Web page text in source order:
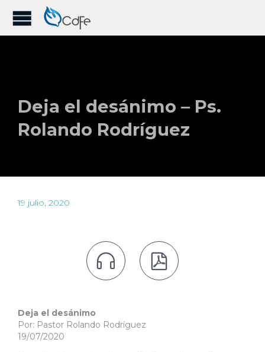
Deja el desánimo – Ps.
Rolando Rodríguez
19 julio, 2020
 
Deja el desánimo
Por: Pastor Rolando Rodríguez
19/07/2020